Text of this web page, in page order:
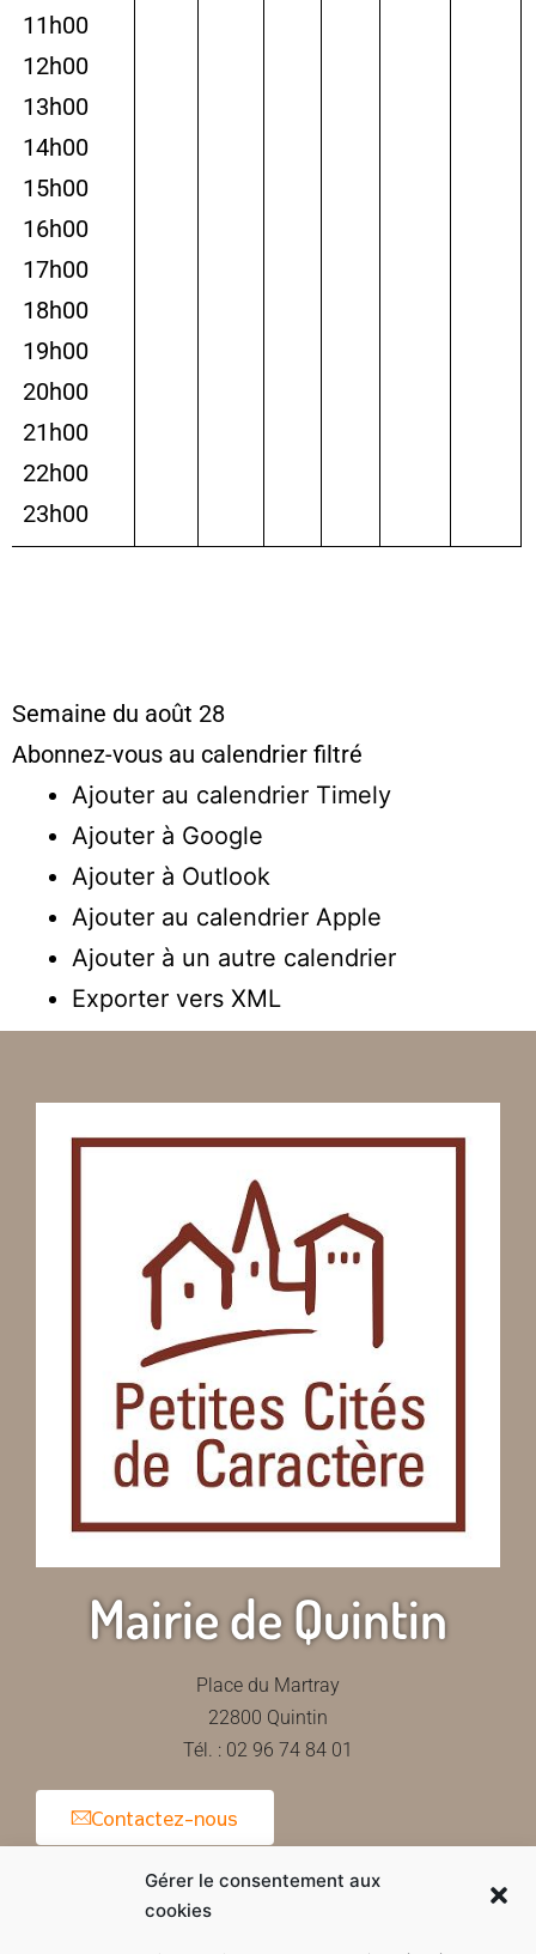
Gérer le consentement aux
cookies
11h00
12h00
13h00
14h00
15h00
16h00
17h00
18h00
19h00
20h00
21h00
22h00
23h00
Semaine du août 28
Abonnez-vous au calendrier filtré
Ajouter au calendrier Timely
Ajouter à Google
Ajouter à Outlook
Ajouter au calendrier Apple
Ajouter à un autre calendrier
Exporter vers XML
Mairie de Quintin
Place du Martray
22800 Quintin
Tél. : 02 96 74 84 01
Contactez-nous